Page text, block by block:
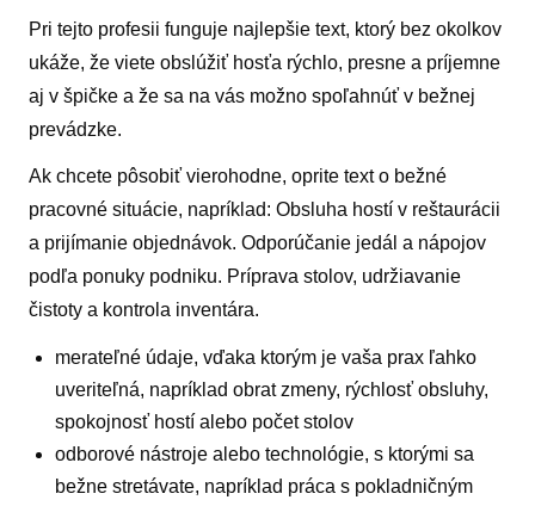
Pri tejto profesii funguje najlepšie text, ktorý bez okolkov
ukáže, že viete obslúžiť hosťa rýchlo, presne a príjemne
aj v špičke a že sa na vás možno spoľahnúť v bežnej
prevádzke.
Ak chcete pôsobiť vierohodne, oprite text o bežné
pracovné situácie, napríklad: Obsluha hostí v reštaurácii
a prijímanie objednávok. Odporúčanie jedál a nápojov
podľa ponuky podniku. Príprava stolov, udržiavanie
čistoty a kontrola inventára.
merateľné údaje, vďaka ktorým je vaša prax ľahko
uveriteľná, napríklad obrat zmeny, rýchlosť obsluhy,
spokojnosť hostí alebo počet stolov
odborové nástroje alebo technológie, s ktorými sa
bežne stretávate, napríklad práca s pokladničným